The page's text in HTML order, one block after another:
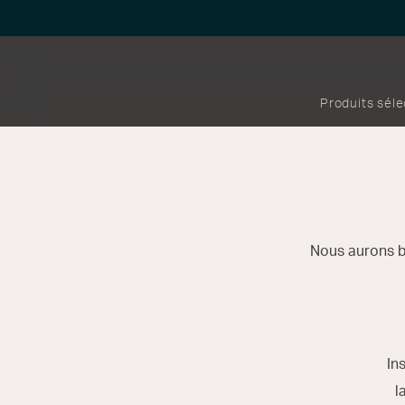
Produits
Nous aurons